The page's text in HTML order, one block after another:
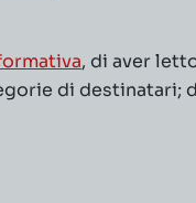
, di aver
di destinatari;